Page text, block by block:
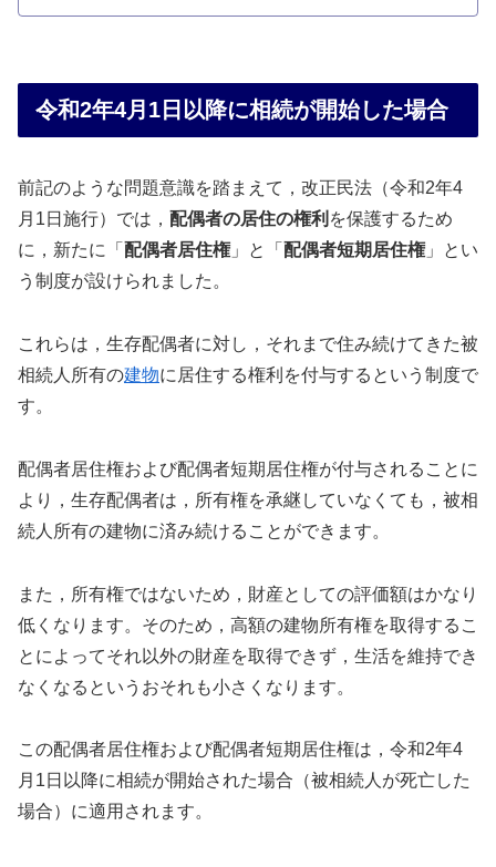
令和2年4月1日以降に相続が開始した場合
前記のような問題意識を踏まえて，改正民法（令和2年4
月1日施行）では， 配偶者の居住の権利 を保護するため
に，新たに「 配偶者居住権」と「 配偶者短期居住権」とい
う制度が設けられました。
これらは，生存配偶者に対し，それまで住み続けてきた被
相続人所有の建物に居住する権利を付与するという制度で
す。
配偶者居住権および配偶者短期居住権が付与されることに
より，生存配偶者は，所有権を承継していなくても，被相
続人所有の建物に済み続けることができます。
また，所有権ではないため，財産としての評価額はかなり
低くなります。そのため，高額の建物所有権を取得するこ
とによってそれ以外の財産を取得できず，生活を維持でき
なくなるというおそれも小さくなります。
この配偶者居住権および配偶者短期居住権は，令和2年4
月1日以降に相続が開始された場合（被相続人が死亡した
場合）に適用されます。